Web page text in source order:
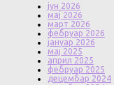
јун 2026
мај 2026
март 2026
фебруар 2026
јануар 2026
мај 2025
април 2025
фебруар 2025
децембар 2024